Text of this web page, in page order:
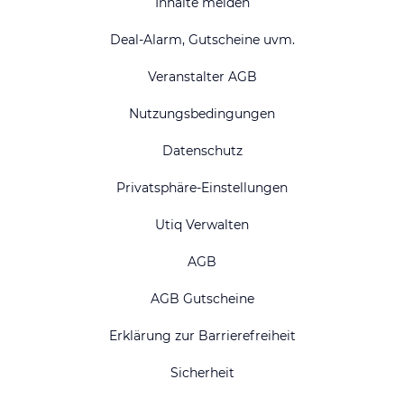
Deal-Alarm, Gutscheine uvm.
Veranstalter AGB
Nutzungsbedingungen
Datenschutz
Privatsphäre-Einstellungen
Utiq Verwalten
AGB
AGB Gutscheine
Erklärung zur Barrierefreiheit
Sicherheit